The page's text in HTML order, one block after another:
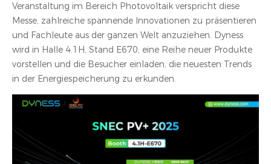
Veranstaltung im Bereich Photovoltaik verspricht diese
Messe, zahlreiche spannende Innovationen zu präsentieren
und Fachleute aus der ganzen Welt anzuziehen. Dyness
wird in Halle 4.1H, Stand E670, eine Reihe neuer Produkte
vorstellen und die Besucher einladen, die neuesten Trends
in der Energiespeicherung zu erkunden.